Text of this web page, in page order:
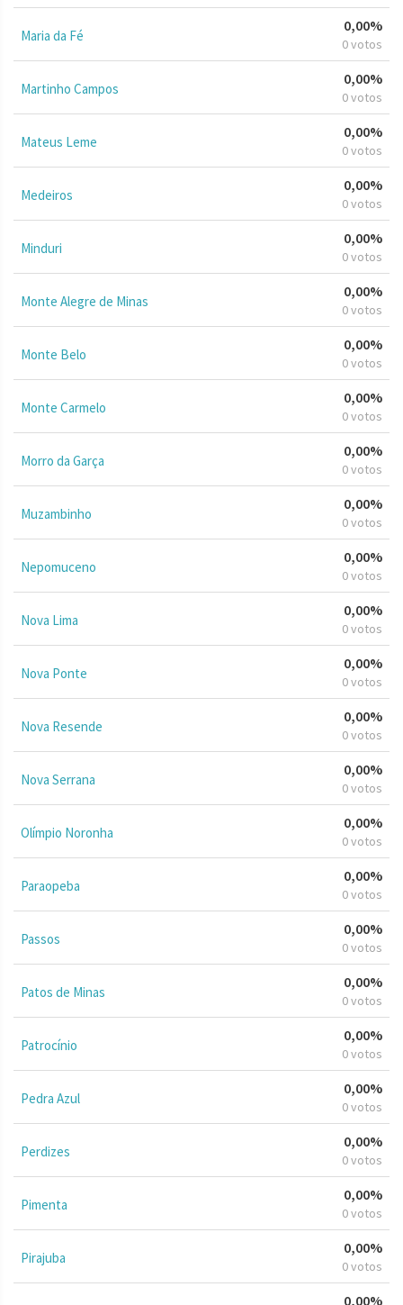
Maria da Fé
0,00%
0 votos
Martinho Campos
0,00%
0 votos
Mateus Leme
0,00%
0 votos
Medeiros
0,00%
0 votos
Minduri
0,00%
0 votos
Monte Alegre de Minas
0,00%
0 votos
Monte Belo
0,00%
0 votos
Monte Carmelo
0,00%
0 votos
Morro da Garça
0,00%
0 votos
Muzambinho
0,00%
0 votos
Nepomuceno
0,00%
0 votos
Nova Lima
0,00%
0 votos
Nova Ponte
0,00%
0 votos
Nova Resende
0,00%
0 votos
Nova Serrana
0,00%
0 votos
Olímpio Noronha
0,00%
0 votos
Paraopeba
0,00%
0 votos
Passos
0,00%
0 votos
Patos de Minas
0,00%
0 votos
Patrocínio
0,00%
0 votos
Pedra Azul
0,00%
0 votos
Perdizes
0,00%
0 votos
Pimenta
0,00%
0 votos
Pirajuba
0,00%
0 votos
0,00%